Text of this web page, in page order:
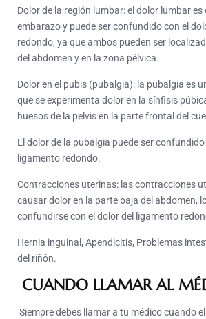
Dolor de la región lumbar: el dolor lumbar es
embarazo y puede ser confundido con el
redondo, ya que ambos pueden ser
del abdomen y en la zona pélvica.
Dolor en el pubis (pubalgia): la pubalgia es
que se experimenta dolor en la sínfisis
huesos de la pelvis en la parte frontal del
El dolor de la pubalgia puede ser confundido
ligamento redondo.
Contracciones uterinas: las contracciones
causar dolor en la parte baja del abdomen,
confundirse con el dolor del ligamento
Hernia inguinal, Apendicitis, Problemas
del riñón.
CUANDO LLAMAR AL
Siempre debes llamar a tu médico cuando